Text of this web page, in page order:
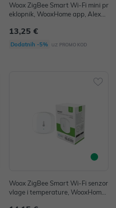
Woox ZigBee Smart Wi-Fi mini pr
eklopnik, WooxHome app, Alexa
13,25 €
Dodatnih -5% uz PROMO KOD
Woox ZigBee Smart Wi-Fi senzor
vlage i temperature, WooxHome